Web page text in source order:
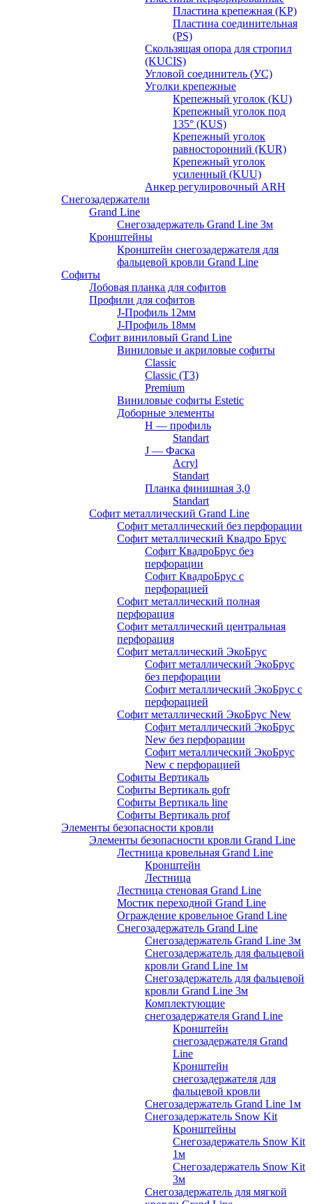
Пластина крепежная (KP)
Пластина соединительная
(PS)
Скользящая опора для стропил
(KUCIS)
Угловой соединитель (УС)
Уголки крепежныe
Крепежный уголок (KU)
Крепежный уголок под
135° (KUS)
Крепежный уголок
равносторонний (KUR)
Крепежный уголок
усиленный (KUU)
Анкер регулировочный ARH
Снегозадержатели
Grand Line
Снегозадержатель Grand Line 3м
Кронштейны
Кронштейн снегозадержателя для
фальцевой кровли Grand Line
Софиты
Лобовая планка для софитов
Профили для софитов
J-Профиль 12мм
J-Профиль 18мм
Софит виниловый Grand Line
Виниловые и акриловые софиты
Classic
Classic (T3)
Premium
Виниловые софиты Estetic
Доборные элементы
H — профиль
Standart
J — Фаска
Acryl
Standart
Планка финишная 3,0
Standart
Софит металлический Grand Line
Софит металлический без перфорации
Софит металлический Квадро Брус
Софит КвадроБрус без
перфорации
Софит КвадроБрус с
перфорацией
Софит металлический полная
перфорация
Софит металлический центральная
перфорация
Софит металлический ЭкоБрус
Софит металлический ЭкоБрус
без перфорации
Софит металлический ЭкоБрус с
перфорацией
Софит металлический ЭкоБрус New
Софит металлический ЭкоБрус
New без перфорации
Софит металлический ЭкоБрус
New с перфорацией
Софиты Вертикаль
Софиты Вертикаль gofr
Софиты Вертикаль line
Софиты Вертикаль prof
Элементы безопасности кровли
Элементы безопасности кровли Grand Line
Лестница кровельная Grand Line
Кронштейн
Лестница
Лестница стеновая Grand Line
Мостик переходной Grand Line
Ограждение кровельное Grand Line
Снегозадержатель Grand Line
Снегозадержатель Grand Line 3м
Снегозадержатель для фальцевой
кровли Grand Line 1м
Снегозадержатель для фальцевой
кровли Grand Line 3м
Комплектующие
снегозадержателя Grand Line
Кронштейн
снегозадержателя Grand
Line
Кронштейн
снегозадержателя для
фальцевой кровли
Снегозадержатель Grand Line 1м
Снегозадержатель Snow Kit
Кронштейны
Снегозадержатель Snow Kit
1м
Снегозадержатель Snow Kit
3м
Снегозадержатель для мягкой